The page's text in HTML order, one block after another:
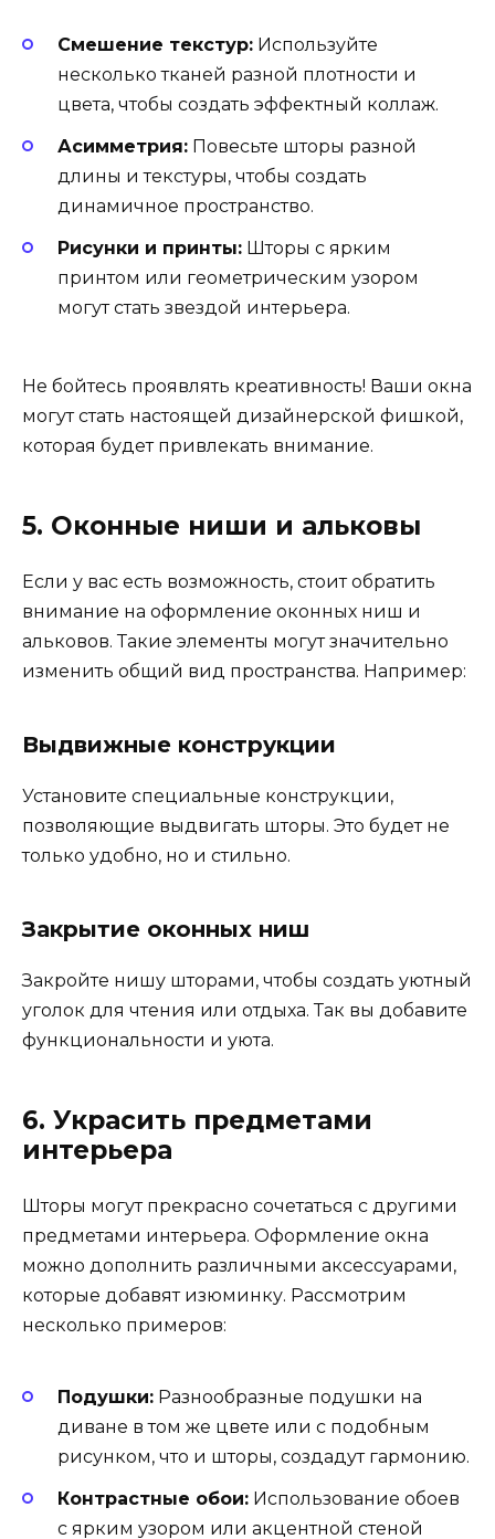
Смешение текстур: Используйте
несколько тканей разной плотности и
цвета, чтобы создать эффектный коллаж.
Асимметрия: Повесьте шторы разной
длины и текстуры, чтобы создать
динамичное пространство.
Рисунки и принты: Шторы с ярким
принтом или геометрическим узором
могут стать звездой интерьера.
Не бойтесь проявлять креативность! Ваши окна
могут стать настоящей дизайнерской фишкой,
которая будет привлекать внимание.
5. Оконные ниши и альковы
Если у вас есть возможность, стоит обратить
внимание на оформление оконных ниш и
альковов. Такие элементы могут значительно
изменить общий вид пространства. Например:
Выдвижные конструкции
Установите специальные конструкции,
позволяющие выдвигать шторы. Это будет не
только удобно, но и стильно.
Закрытие оконных ниш
Закройте нишу шторами, чтобы создать уютный
уголок для чтения или отдыха. Так вы добавите
функциональности и уюта.
6. Украсить предметами
интерьера
Шторы могут прекрасно сочетаться с другими
предметами интерьера. Оформление окна
можно дополнить различными аксессуарами,
которые добавят изюминку. Рассмотрим
несколько примеров:
Подушки: Разнообразные подушки на
диване в том же цвете или с подобным
рисунком, что и шторы, создадут гармонию.
Контрастные обои: Использование обоев
с ярким узором или акцентной стеной